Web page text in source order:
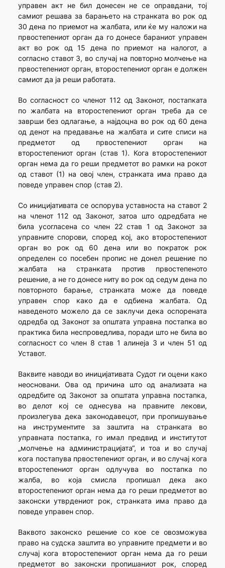
управен акт не бил донесен не се оправдани, тој
самиот решава за барањето на странката во рок од
30 дена по приемот на жалбата, или ќе му наложи на
првостепениот орган да го донесе бараниот управен
акт во рок од 15 дена по приемот на налогот, а
согласно ставот 3, во случај на повторно молчење на
првостепениот орган, второстепениот орган е должен
самиот да ја реши работата.
Во согласност со членот 112 од Законот, постапката
по жалбата на второстепениот орган треба да се
заврши без одлагање, а најдоцна во рок од 60 дена
од денот на предавање на жалбата и сите списи на
предметот од првостепениот орган на
второстепениот орган (став 1). Кога второстепениот
орган нема да го реши предметот во рамки на рокот
од ставот (1) на овој член, странката има право да
поведе управен спор (став 2).
Со иницијативата се оспорува уставноста на ставот 2
на членот 112 од Законот, затоа што одредбата не
била усогласена со член 22 став 1 од Законот за
управните спорови, според кој, ако второстепениот
орган во рок од 60 дена или во пократок рок
определен со посебен пропис не донел решение по
жалбата на странката против првостепеното
решение, а не го донесе ниту во рок од седум дена по
повторното барање, странката може да поведе
управен спор како да е одбиена жалбата. Од
наведеното можело да се заклучи дека оспорената
одредба од Законот за општата управна постапка во
практика била неспроведлива, поради што не била во
согласност со член 8 став 1 алинеја 3 и член 51 од
Уставот.
Ваквите наводи во иницијативата Судот ги оцени како
неосновани. Ова од причина што од анализата на
одредбите од Законот за општата управна постапка,
во делот кој се однесува на правните лекови,
произлегува дека законодавецот, при пропишување
на инструментите за заштита на странката во
управната постапка, го имал предвид и институтот
„молчење на администрацијата“, и тоа и во случај
кога постапува првостепениот орган, и во случај кога
второстепениот орган одлучува во постапка по
жалба, во која смисла пропишал дека ако
второстепениот орган нема да го реши предметот во
законски утврдениот рок, странката има право да
поведе управен спор.
Ваквото законско решение со кое се овозможува
право на судска заштита во управните предмети и во
случај кога второстепениот орган нема да го реши
предметот во законски пропишаниот рок, според